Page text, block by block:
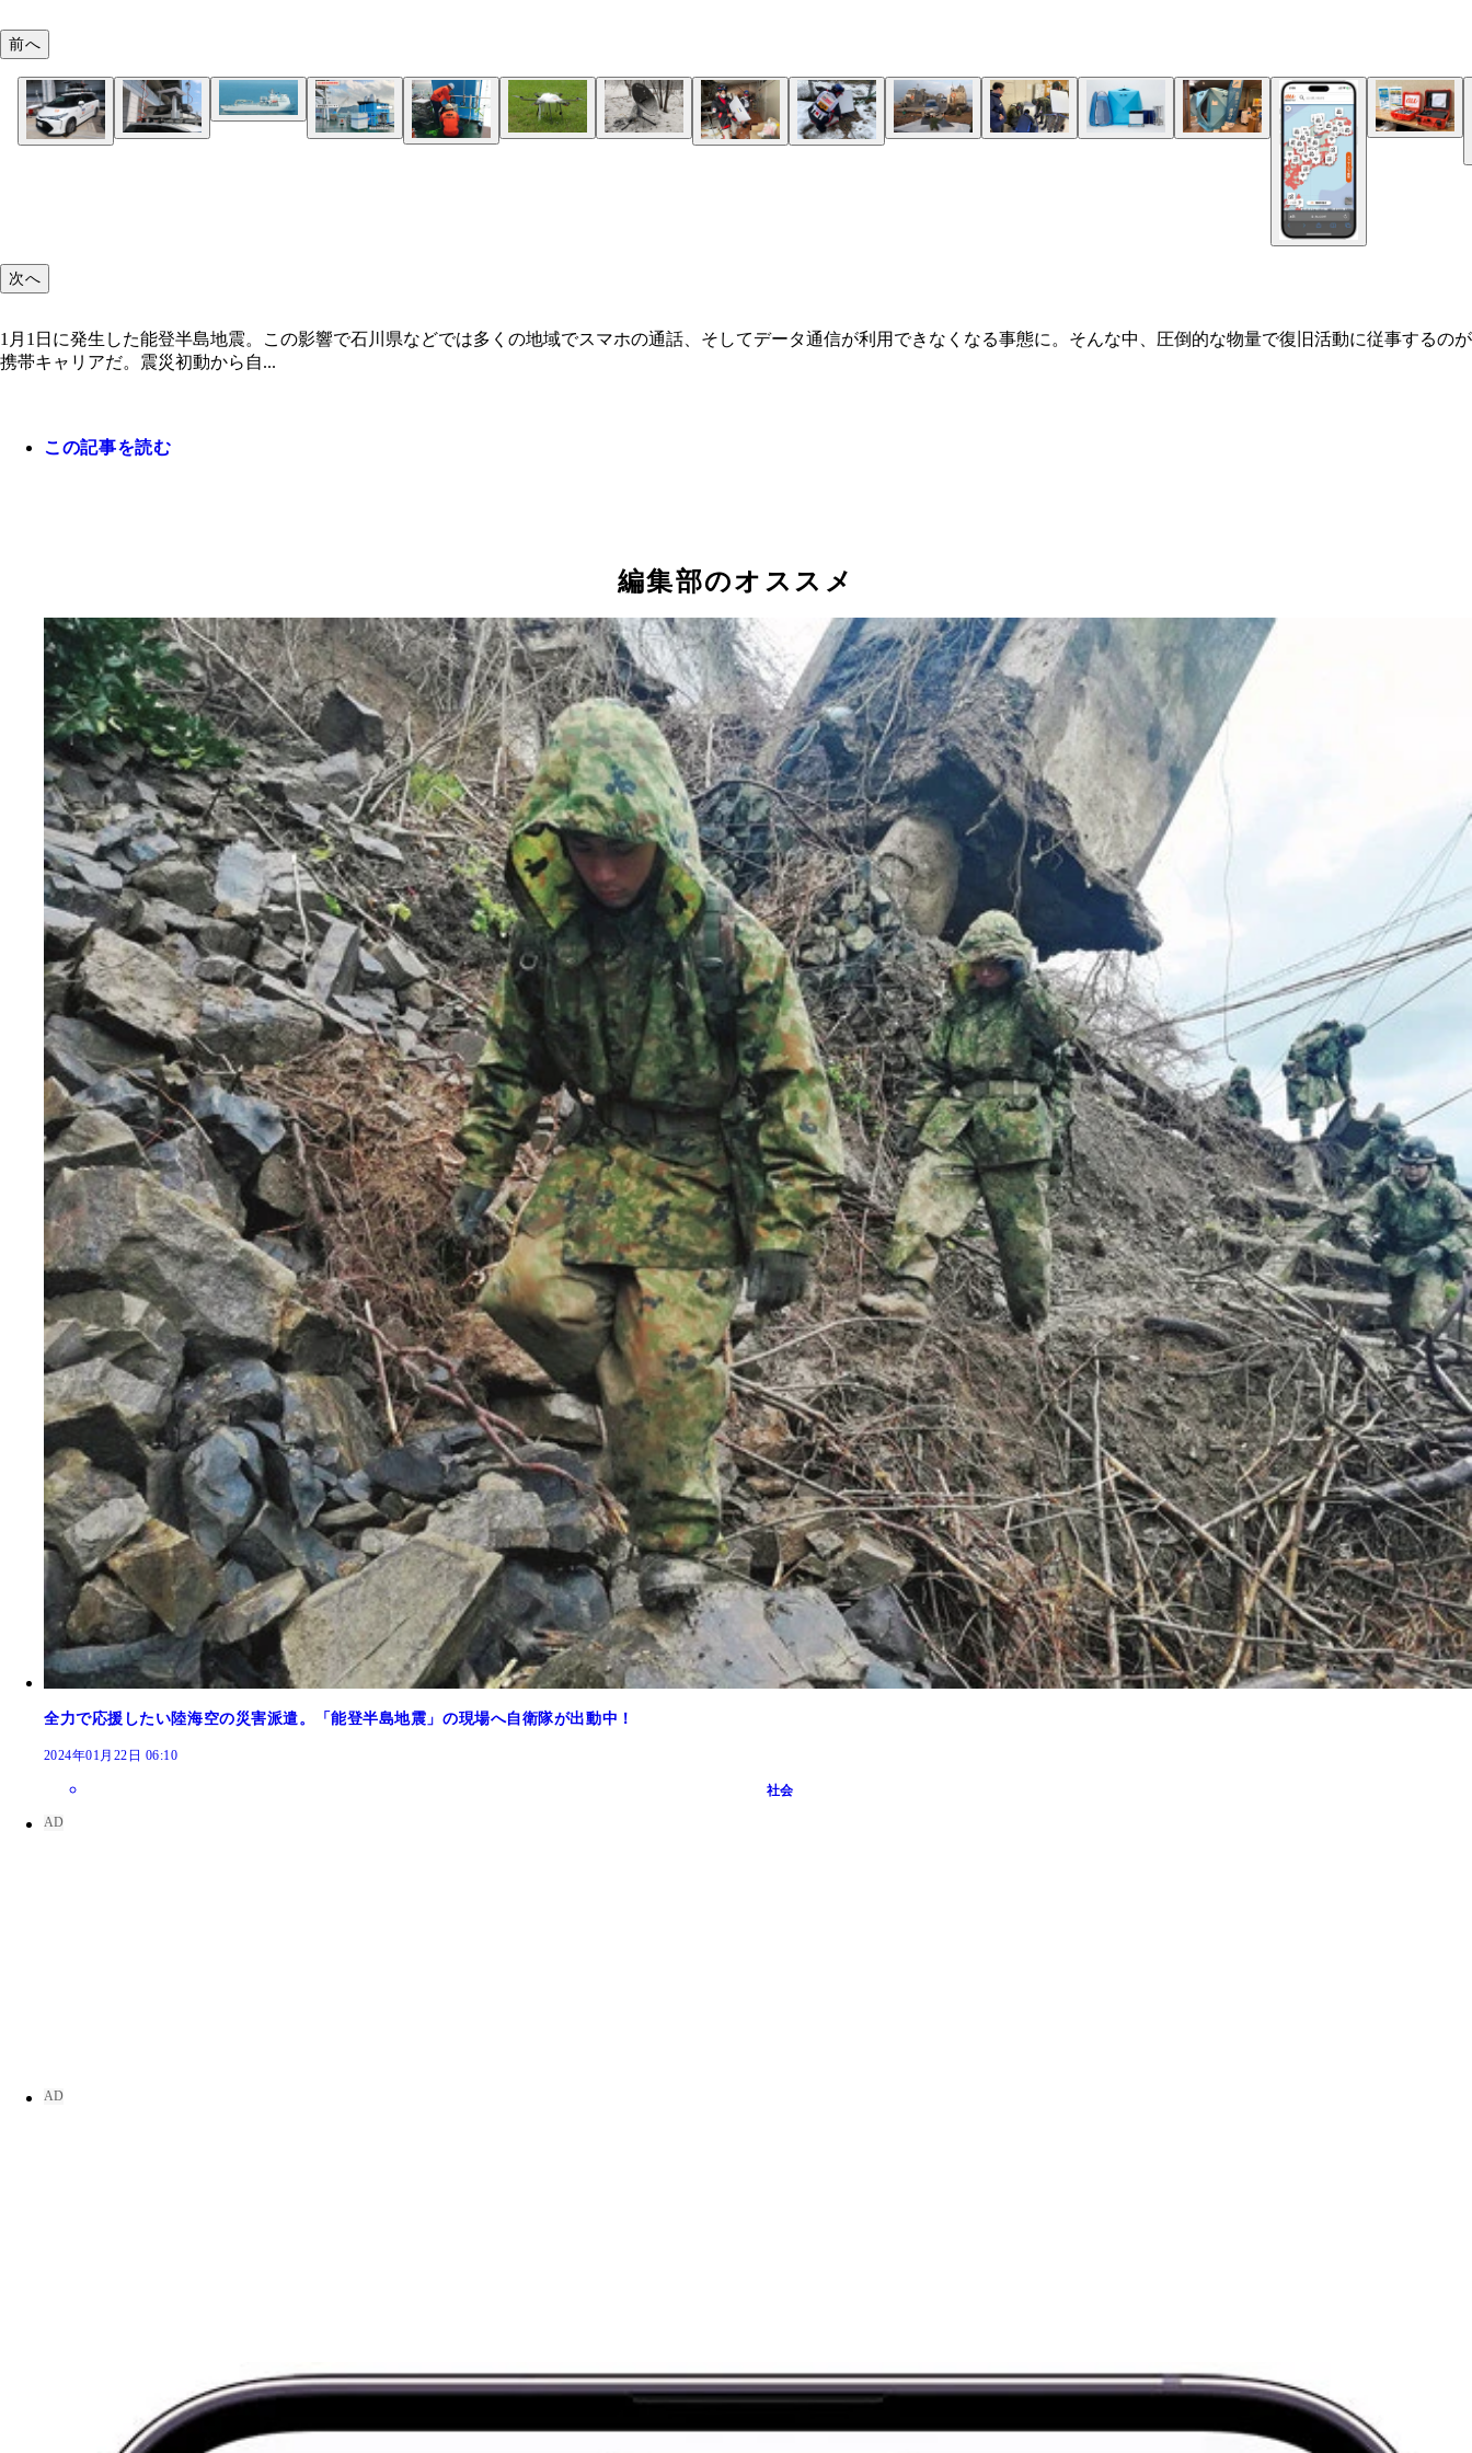
4キャリア共に移動基地局車が能登半島に集結中。KDDIは40台近い車両を石川県へ緊急派遣。普段は大規模イベントの通信環境をサポートするための車両だが、災害時でも大
躍。写真はKDDIのStarlink搭載型の移動基地局車
移動基地局車のアンテナ
船上基地局
船上基地局
ソフトバンクは有線給電ドローン無線中継システムを投入！ ドローンに光ファイバーケーブルを接続することで、上空で電波を中継させることが可能。ドローンへの電源も
続されており、4日間以上も上空から電波の中継を行なえる最新機材
有線給電ドローン無線中継システム
KDDIとソフトバンクは計500台前後、衛星回線であるStarlink端末を避難所などに提供している。こちらのWi-Fi電波は、それぞれのキャリア契約者以外でも利用可能。そして
モは「ドコモ公衆ケータイ」として、誰もが無料で利用できるフィーチャーフォン、スマートフォンの避難所への提供を開始している
衛星回線「Starlink」
NTTドコモの移動基地局車や各種機材などは海上自衛隊のLCACに搭載されて現地入り
KDDI、ソフトバンクが提供したStarlink端末は自衛隊やDMATと共同で避難所へ配布され、各キャリアのスタッフたちによって被災者の皆さんが利用できるように即セッティン
Starlinkは自衛隊などにも提供されている
ソフトバンクが提供するポータブル水再生プラント。濾過した排水を循環させることで水道がない場所でも15分でシャワーを設置できる新機材「WOTA BOX」の屋外キット。
はソフトバンクが販売する製品で、同社が被災地へ提供中だ。これは災害アイテムとして超優秀！
ソフトバンクが提供するポータブル水再生プラント
圏内・圏外エリアだけでなく「無料衛星携帯電話サービス」「無料Wi-Fi」「無料充電サービス」などのリアルタイムの情報を確認することができる。これらは【＊＊＊＊（キ
名） 復旧エリアマップ】で検索することで最短で表示可能。あらかじめブラウザのお気に入りに登録しておくことで、もしものときに迷わず確認できますよ！
各キャリア、能登半島地震の義援金サービスを行なっており、キャリアの通信料金と合算して支払いできる「キャリア決済」に対応。また、各キャリア共にそれぞれのポイン
支払いも可能だ。キャリアと契約中のユーザーなら各種手続きなく、最もスムーズに義援金を送付できます！
前へ
次へ
1月1日に発生した能登半島地震。この影響で石川県などでは多くの地域でスマホの通話、そしてデータ通信が利用できなくなる事態に。そんな中、圧倒的な物量で復旧活動に従事するのが
携帯キャリアだ。震災初動から自...
この記事を読む
編集部のオススメ
全力で応援したい陸海空の災害派遣。「能登半島地震」の現場へ自衛隊が出動中！
2024年01月22日 06:10
社会